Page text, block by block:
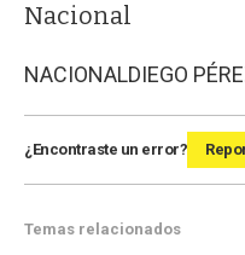
Nacional
NACIONALDIEGO
¿Encontraste un error?
Temas relacionados